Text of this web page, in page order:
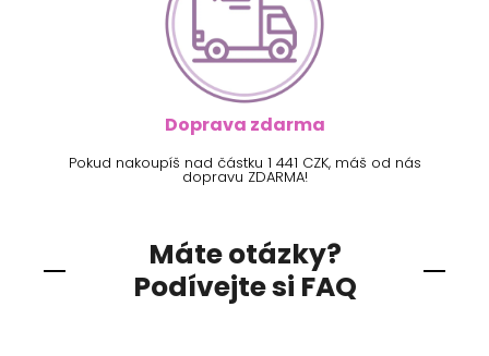
Doprava zdarma
Pokud nakoupíš nad částku 1 441 CZK, máš od nás
dopravu ZDARMA!
Máte otázky?
Podívejte si FAQ